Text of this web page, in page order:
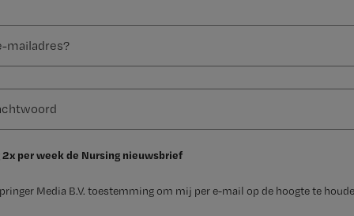
2x per week de Nursing nieuwsbrief
Media B.V. toestemming om mij per e-mail op de hoogte te